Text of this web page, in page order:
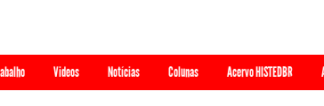
Videos Notícias Colunas Acervo HISTEDBR